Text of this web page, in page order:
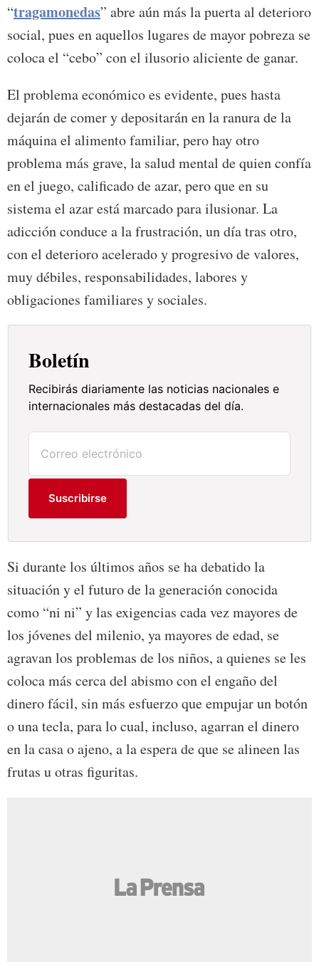
“tragamonedas” abre aún más la puerta al deterioro
social, pues en aquellos lugares de mayor pobreza se
coloca el “cebo” con el ilusorio aliciente de ganar.
El problema económico es evidente, pues hasta
dejarán de comer y depositarán en la ranura de la
máquina el alimento familiar, pero hay otro
problema más grave, la salud mental de quien confía
en el juego, calificado de azar, pero que en su
sistema el azar está marcado para ilusionar. La
adicción conduce a la frustración, un día tras otro,
con el deterioro acelerado y progresivo de valores,
muy débiles, responsabilidades, labores y
obligaciones familiares y sociales.
Boletín
Recibirás diariamente las noticias nacionales e
internacionales más destacadas del día.
Suscribirse
Si durante los últimos años se ha debatido la
situación y el futuro de la generación conocida
como “ni ni” y las exigencias cada vez mayores de
los jóvenes del milenio, ya mayores de edad, se
agravan los problemas de los niños, a quienes se les
coloca más cerca del abismo con el engaño del
dinero fácil, sin más esfuerzo que empujar un botón
o una tecla, para lo cual, incluso, agarran el dinero
en la casa o ajeno, a la espera de que se alineen las
frutas u otras figuritas.